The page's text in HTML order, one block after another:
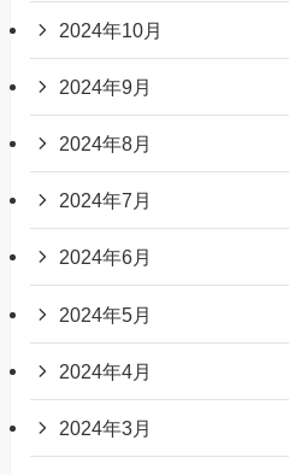
2024年10月
2024年9月
2024年8月
2024年7月
2024年6月
2024年5月
2024年4月
2024年3月